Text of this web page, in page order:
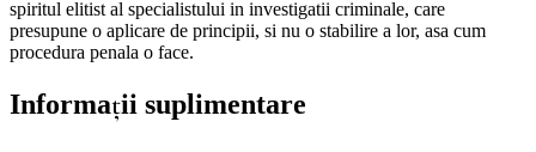
spiritul elitist al specialistului in investigatii criminale, care
presupune o aplicare de principii, si nu o stabilire a lor, asa cum
procedura penala o face.
Informații suplimentare